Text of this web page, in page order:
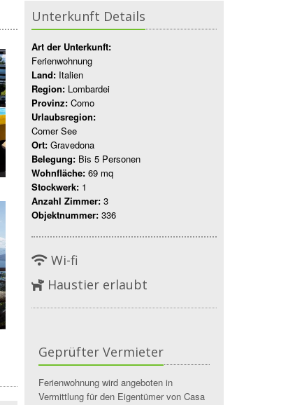
Unterkunft Details
Art der Unterkunft:
Ferienwohnung
Land: Italien
Region: Lombardei
Provinz: Como
Urlaubsregion:
Comer See
Ort: Gravedona
Belegung: Bis 5 Personen
Wohnfläche: 69 mq
Stockwerk: 1
Anzahl Zimmer: 3
Objektnummer: 336
Wi-fi
Haustier erlaubt
Geprüfter Vermieter
Ferienwohnung wird angeboten in
Vermittlung für den Eigentümer von Casa